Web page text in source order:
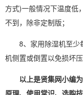
方式)一般情况下温度低
不到，除非定制版；
8、 家用除湿机至少
机侧置或倒置以免损坏压
以上是贤集网小编